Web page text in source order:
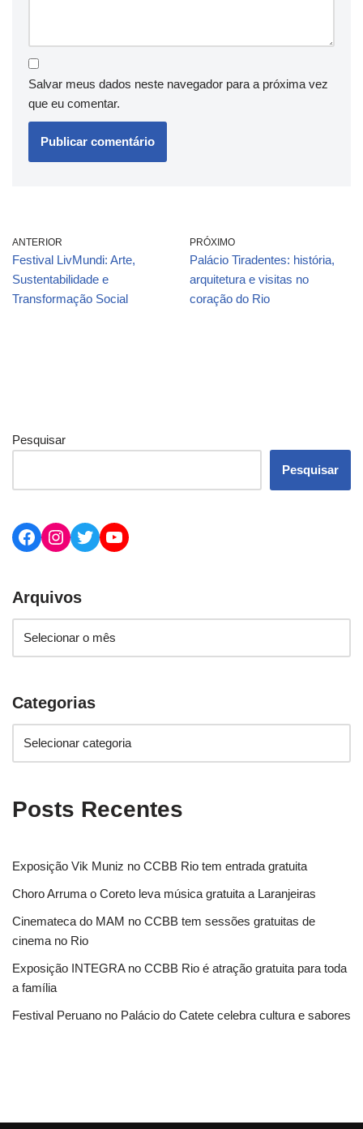
Salvar meus dados neste navegador para a próxima vez
que eu comentar.
ANTERIOR
Festival LivMundi: Arte,
Sustentabilidade e
Transformação Social
PRÓXIMO
Palácio Tiradentes: história,
arquitetura e visitas no
coração do Rio
Pesquisar
Pesquisar
Arquivos
Categorias
Posts Recentes
Exposição Vik Muniz no CCBB Rio tem entrada gratuita
Choro Arruma o Coreto leva música gratuita a Laranjeiras
Cinemateca do MAM no CCBB tem sessões gratuitas de
cinema no Rio
Exposição INTEGRA no CCBB Rio é atração gratuita para toda
a família
Festival Peruano no Palácio do Catete celebra cultura e sabores